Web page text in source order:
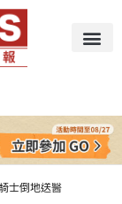
士倒地送醫